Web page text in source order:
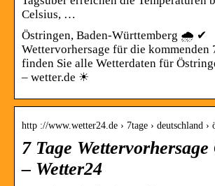
Celsius, …
Östringen, Baden-Württemberg 🌧️ ✔
Wettervorhersage für die kommenden
finden Sie alle Wetterdaten für
– wetter.de ☀
http ://www.wetter24.de › 7tage › deutschland ›
7 Tage
– Wetter24